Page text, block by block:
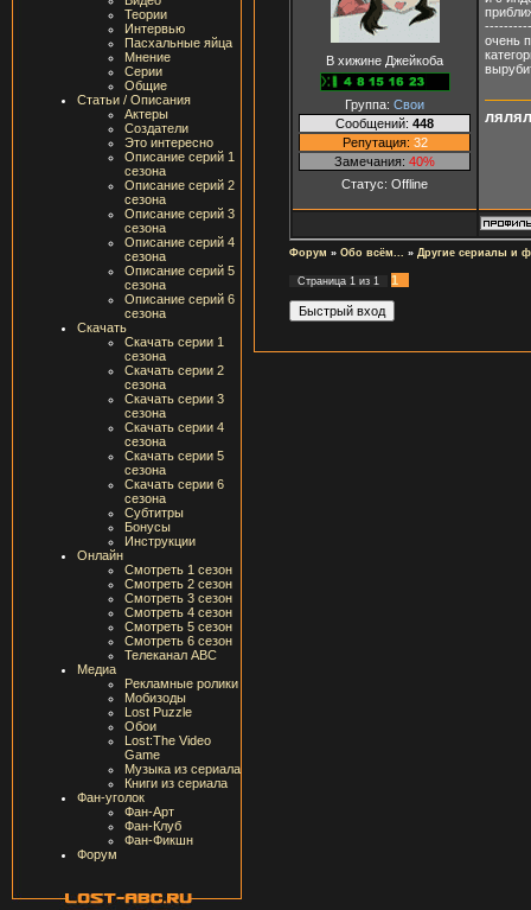
Теории
Интервью
Пасхальные яйца
Мнение
Серии
Общие
Статьи / Описания
Актеры
Создатели
Это интересно
Описание серий 1
сезона
Описание серий 2
сезона
Описание серий 3
сезона
Описание серий 4
сезона
Описание серий 5
сезона
Описание серий 6
сезона
Скачать
Скачать серии 1
сезона
Скачать серии 2
сезона
Скачать серии 3
сезона
Скачать серии 4
сезона
Скачать серии 5
сезона
Скачать серии 6
сезона
Субтитры
Бонусы
Инструкции
Онлайн
Смотреть 1 сезон
Смотреть 2 сезон
Смотреть 3 сезон
Смотреть 4 сезон
Смотреть 5 сезон
Смотреть 6 сезон
Телеканал ABC
Медиа
Рекламные ролики
Мобизоды
Lost Puzzle
Обои
Lost:The Video
Game
Музыка из сериала
Книги из сериала
Фан-уголок
Фан-Арт
Фан-Клуб
Фан-Фикшн
Форум
В хижине Джейкоба
Группа: Свои
Сообщений: 448
Репутация: 32
Замечания: 40%
Статус: Offline
очень
Форум » Обо всём... » Другие сериалы и
Страница 1 из 1 1